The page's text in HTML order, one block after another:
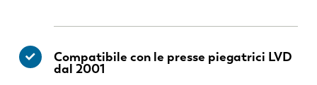
Compatibile con le presse piegatrici LVD
dal 2001